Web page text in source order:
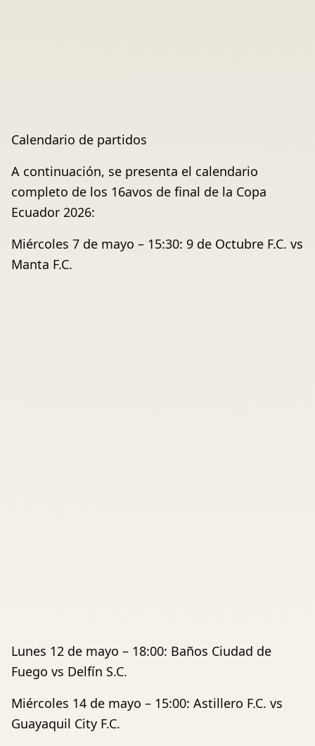
Calendario de partidos
A continuación, se presenta el calendario
completo de los 16avos de final de la Copa
Ecuador 2026:
Miércoles 7 de mayo – 15:30: 9 de Octubre F.C. vs
Manta F.C.
Lunes 12 de mayo – 18:00: Baños Ciudad de
Fuego vs Delfín S.C.
Miércoles 14 de mayo – 15:00: Astillero F.C. vs
Guayaquil City F.C.